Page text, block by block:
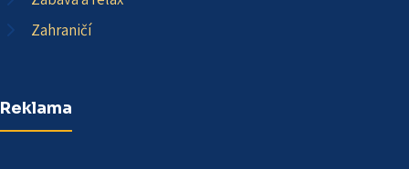
Zahraničí
Reklama